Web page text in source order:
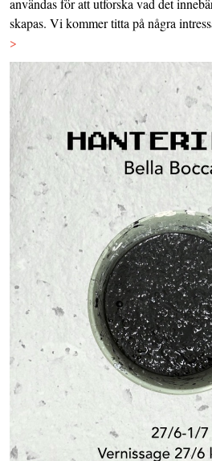
användas för att utforska vad det
skapas. Vi kommer titta på några
>